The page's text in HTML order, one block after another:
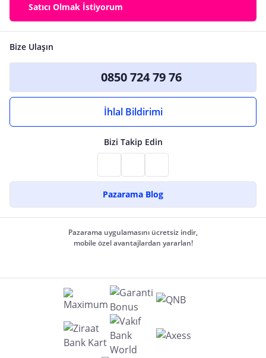
Satıcı Olmak İstiyorum
Bize Ulaşın
0850 724 79 76
İhlal Bildirimi
Bizi Takip Edin
Pazarama Blog
Pazarama uygulamasını ücretsiz indir,
mobile özel avantajlardan yararlan!